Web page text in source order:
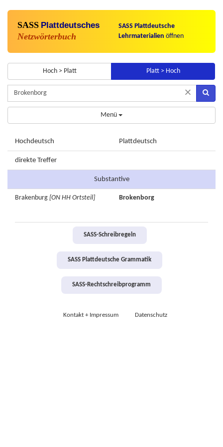
SASS Plattdeutsches
Netzwörterbuch
SASS Plattdeutsche
Lehrmaterialien öffnen
Hoch > Platt Platt > Hoch
×
Menü
Hochdeutsch Plattdeutsch
direkte Treffer
Substantive
Brakenburg [ON HH Ortsteil] Brokenborg
SASS-Schreibregeln
SASS Plattdeutsche Grammatik
SASS-Rechtschreibprogramm
Kontakt + Impressum Datenschutz